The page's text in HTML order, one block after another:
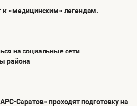
к «медицинским» легендам.
на социальные сети
района
Саратов» проходят подготовку на